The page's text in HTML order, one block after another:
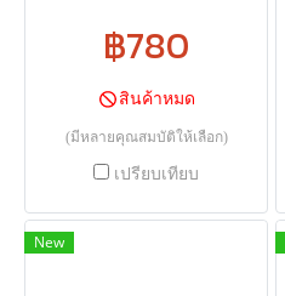
฿780
สินค้าหมด
(มีหลายคุณสมบัติให้เลือก)
เปรียบเทียบ
New